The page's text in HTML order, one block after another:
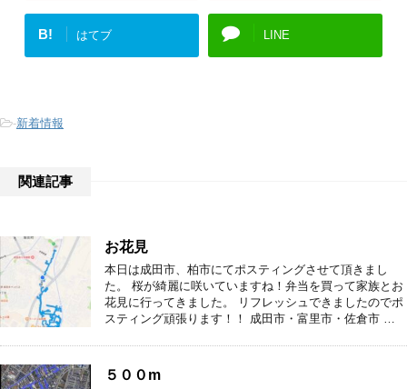
B! はてブ LINE
-新着情報
関連記事
お花見
本日は成田市、柏市にてポスティングさせて頂きまし
た。 桜が綺麗に咲いていますね！弁当を買って家族とお
花見に行ってきました。 リフレッシュできましたのでポ
スティング頑張ります！！ 成田市・富里市・佐倉市 …
５００m